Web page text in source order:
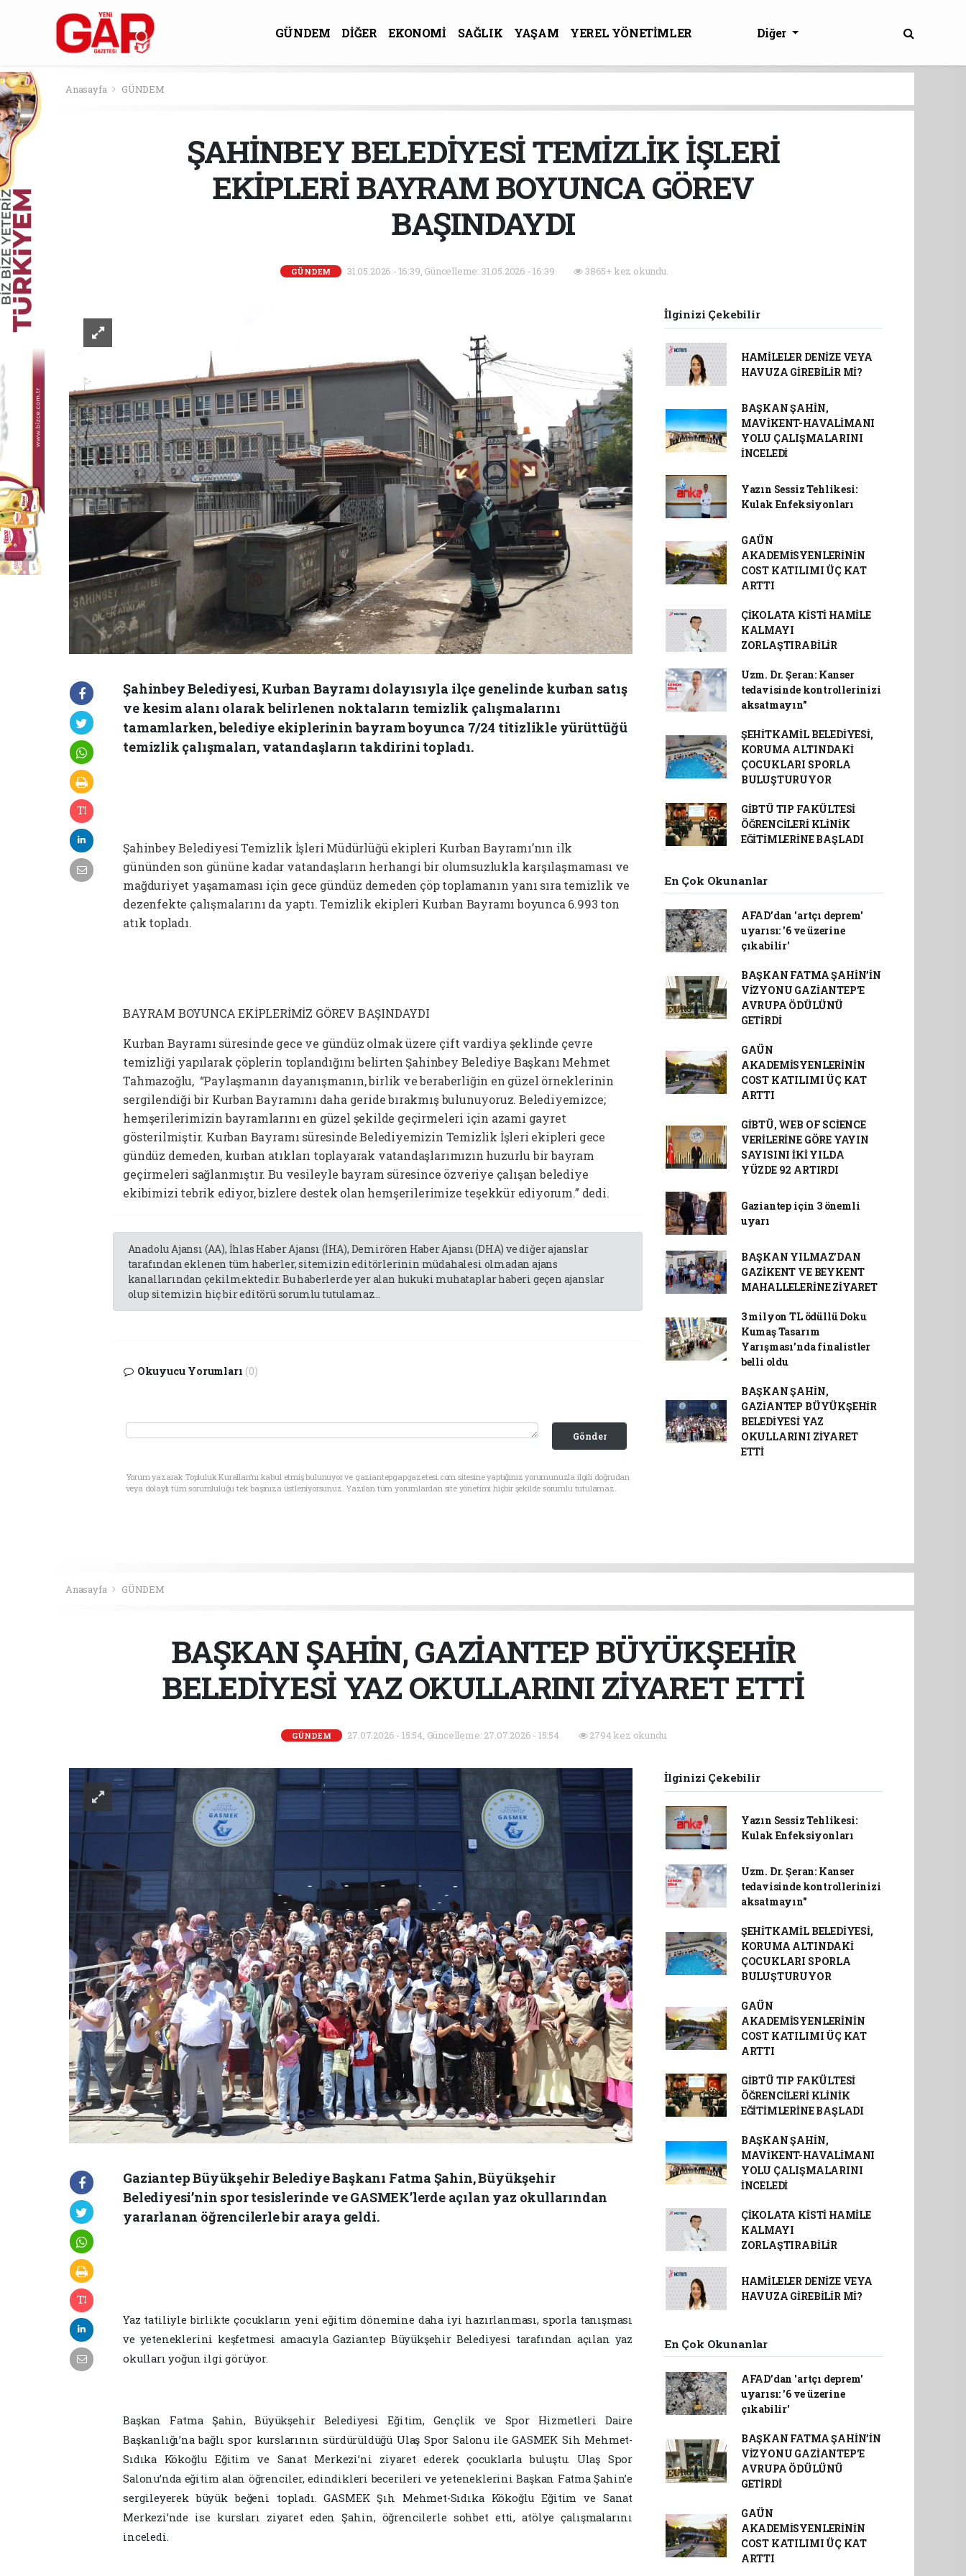
GÜNDEM DİĞER EKONOMİ SAĞLIK YAŞAM
YEREL YÖNETİMLER
Diğer
Anasayfa GÜNDEM
ŞAHİNBEY BELEDİYESİ TEMİZLİK İŞLERİ
EKİPLERİ BAYRAM BOYUNCA GÖREV
BAŞINDAYDI
GÜNDEM 31.05.2026 - 16:39, Güncelleme: 31.05.2026 - 16:39 3865+ kez okundu.
Şahinbey Belediyesi, Kurban Bayramı dolayısıyla ilçe genelinde kurban satış
ve kesim alanı olarak belirlenen noktaların temizlik çalışmalarını
tamamlarken, belediye ekiplerinin bayram boyunca 7/24 titizlikle yürüttüğü
temizlik çalışmaları, vatandaşların takdirini topladı.
Şahinbey Belediyesi Temizlik İşleri Müdürlüğü ekipleri Kurban Bayramı’nın ilk
gününden son gününe kadar vatandaşların herhangi bir olumsuzlukla karşılaşmaması ve
mağduriyet yaşamaması için gece gündüz demeden çöp toplamanın yanı sıra temizlik ve
dezenfekte çalışmalarını da yaptı. Temizlik ekipleri Kurban Bayramı boyunca 6.993 ton
atık topladı.
BAYRAM BOYUNCA EKİPLERİMİZ GÖREV BAŞINDAYDI
Kurban Bayramı süresinde gece ve gündüz olmak üzere çift vardiya şeklinde çevre
temizliği yapılarak çöplerin toplandığını belirten Şahinbey Belediye Başkanı Mehmet
Tahmazoğlu, “Paylaşmanın dayanışmanın, birlik ve beraberliğin en güzel örneklerinin
sergilendiği bir Kurban Bayramını daha geride bırakmış bulunuyoruz. Belediyemizce;
hemşerilerimizin bayramlarını en güzel şekilde geçirmeleri için azami gayret
gösterilmiştir. Kurban Bayramı süresinde Belediyemizin Temizlik İşleri ekipleri gece
gündüz demeden, kurban atıkları toplayarak vatandaşlarımızın huzurlu bir bayram
geçirmeleri sağlanmıştır. Bu vesileyle bayram süresince özveriye çalışan belediye
ekibimizi tebrik ediyor, bizlere destek olan hemşerilerimize teşekkür ediyorum.” dedi.
Anadolu Ajansı (AA), İhlas Haber Ajansı (İHA), Demirören Haber Ajansı (DHA) ve diğer ajanslar
tarafından eklenen tüm haberler, sitemizin editörlerinin müdahalesi olmadan ajans
kanallarından çekilmektedir. Bu haberlerde yer alan hukuki muhataplar haberi geçen ajanslar
olup sitemizin hiç bir editörü sorumlu tutulamaz...
Okuyucu Yorumları (0)
Gönder
Yorum yazarak Topluluk Kuralları’nı kabul etmiş bulunuyor ve gaziantepgapgazetesi.com sitesine yaptığınız yorumunuzla ilgili doğrudan
veya dolaylı tüm sorumluluğu tek başınıza üstleniyorsunuz. Yazılan tüm yorumlardan site yönetimi hiçbir şekilde sorumlu tutulamaz.
İlginizi Çekebilir
HAMİLELER DENİZE VEYA
HAVUZA GİREBİLİR Mİ?
BAŞKAN ŞAHİN,
MAVİKENT-HAVALİMANI
YOLU ÇALIŞMALARINI
İNCELEDİ
Yazın Sessiz Tehlikesi:
Kulak Enfeksiyonları
GAÜN
AKADEMİSYENLERİNİN
COST KATILIMI ÜÇ KAT
ARTTI
ÇİKOLATA KİSTİ HAMİLE
KALMAYI
ZORLAŞTIRABİLİR
Uzm. Dr. Şeran: Kanser
tedavisinde kontrollerinizi
aksatmayın"
ŞEHİTKAMİL BELEDİYESİ,
KORUMA ALTINDAKİ
ÇOCUKLARI SPORLA
BULUŞTURUYOR
GİBTÜ TIP FAKÜLTESİ
ÖĞRENCİLERİ KLİNİK
EĞİTİMLERİNE BAŞLADI
En Çok Okunanlar
AFAD’dan 'artçı deprem'
uyarısı: '6 ve üzerine
çıkabilir'
BAŞKAN FATMA ŞAHİN’İN
VİZYONU GAZİANTEP’E
AVRUPA ÖDÜLÜNÜ
GETİRDİ
GAÜN
AKADEMİSYENLERİNİN
COST KATILIMI ÜÇ KAT
ARTTI
GİBTÜ, WEB OF SCİENCE
VERİLERİNE GÖRE YAYIN
SAYISINI İKİ YILDA
YÜZDE 92 ARTIRDI
Gaziantep için 3 önemli
uyarı
BAŞKAN YILMAZ’DAN
GAZİKENT VE BEYKENT
MAHALLELERİNE ZİYARET
3 milyon TL ödüllü Doku
Kumaş Tasarım
Yarışması’nda finalistler
belli oldu
BAŞKAN ŞAHİN,
GAZİANTEP BÜYÜKŞEHİR
BELEDİYESİ YAZ
OKULLARINI ZİYARET
ETTİ
Anasayfa GÜNDEM
BAŞKAN ŞAHİN, GAZİANTEP BÜYÜKŞEHİR
BELEDİYESİ YAZ OKULLARINI ZİYARET ETTİ
GÜNDEM 27.07.2026 - 15:54, Güncelleme: 27.07.2026 - 15:54 2794 kez okundu.
Gaziantep Büyükşehir Belediye Başkanı Fatma Şahin, Büyükşehir
Belediyesi’nin spor tesislerinde ve GASMEK’lerde açılan yaz okullarından
yararlanan öğrencilerle bir araya geldi.
Yaz tatiliyle birlikte çocukların yeni eğitim dönemine daha iyi hazırlanması, sporla tanışması
ve yeteneklerini keşfetmesi amacıyla Gaziantep Büyükşehir Belediyesi tarafından açılan yaz
okulları yoğun ilgi görüyor.
Başkan Fatma Şahin, Büyükşehir Belediyesi Eğitim, Gençlik ve Spor Hizmetleri Daire
Başkanlığı’na bağlı spor kurslarının sürdürüldüğü Ulaş Spor Salonu ile GASMEK Sih Mehmet-
Sıdıka Kökoğlu Eğitim ve Sanat Merkezi’ni ziyaret ederek çocuklarla buluştu. Ulaş Spor
Salonu’nda eğitim alan öğrenciler, edindikleri becerileri ve yeteneklerini Başkan Fatma Şahin’e
sergileyerek büyük beğeni topladı. GASMEK Şıh Mehmet-Sıdıka Kökoğlu Eğitim ve Sanat
Merkezi’nde ise kursları ziyaret eden Şahin, öğrencilerle sohbet etti, atölye çalışmalarını
inceledi.
İlginizi Çekebilir
Yazın Sessiz Tehlikesi:
Kulak Enfeksiyonları
Uzm. Dr. Şeran: Kanser
tedavisinde kontrollerinizi
aksatmayın"
ŞEHİTKAMİL BELEDİYESİ,
KORUMA ALTINDAKİ
ÇOCUKLARI SPORLA
BULUŞTURUYOR
GAÜN
AKADEMİSYENLERİNİN
COST KATILIMI ÜÇ KAT
ARTTI
GİBTÜ TIP FAKÜLTESİ
ÖĞRENCİLERİ KLİNİK
EĞİTİMLERİNE BAŞLADI
BAŞKAN ŞAHİN,
MAVİKENT-HAVALİMANI
YOLU ÇALIŞMALARINI
İNCELEDİ
ÇİKOLATA KİSTİ HAMİLE
KALMAYI
ZORLAŞTIRABİLİR
HAMİLELER DENİZE VEYA
HAVUZA GİREBİLİR Mİ?
En Çok Okunanlar
AFAD’dan 'artçı deprem'
uyarısı: '6 ve üzerine
çıkabilir'
BAŞKAN FATMA ŞAHİN’İN
VİZYONU GAZİANTEP’E
AVRUPA ÖDÜLÜNÜ
GETİRDİ
GAÜN
AKADEMİSYENLERİNİN
COST KATILIMI ÜÇ KAT
ARTTI